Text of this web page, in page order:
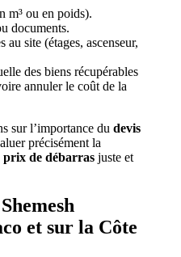
m³ ou en poids).
documents.
au site (étages, ascenseur,
des biens récupérables
annuler le coût de la
sur l’importance du devis
précisément la
prix de débarras juste et
et sur la Côte